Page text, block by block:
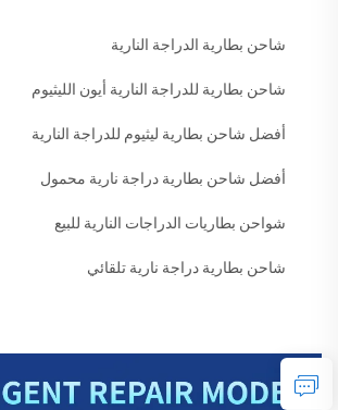
شاحن بطارية الدراجة النارية
شاحن بطارية للدراجة النارية أيون الليثيوم
أفضل شاحن بطارية ليثيوم للدراجة النارية
أفضل شاحن بطارية دراجة نارية محمول
شواحن بطاريات الدراجات النارية للبيع
شاحن بطارية دراجة نارية تلقائي